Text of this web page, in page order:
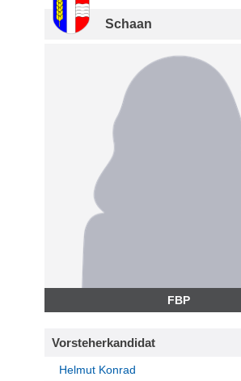
Schaan
FBP
Vorsteherkandidat
Helmut Konrad